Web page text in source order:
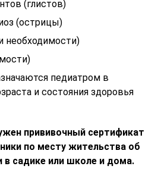
(глистов)
(острицы)
необходимости)
педиатром в
и состояния здоровья
прививочный сертификат
по месту жительства об
в садике или школе и дома.